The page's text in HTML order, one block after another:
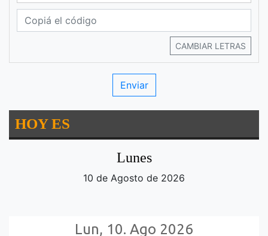
CAMBIAR LETRAS
HOY ES
Lunes
10 de Agosto de 2026